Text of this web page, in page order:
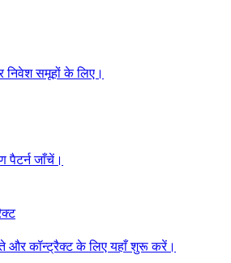
निवेश समूहों के लिए।
पैटर्न जाँचें।
और कॉन्ट्रैक्ट के लिए यहाँ शुरू करें।